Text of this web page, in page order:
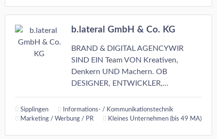
b.lateral GmbH & Co. KG
BRAND & DIGITAL AGENCYWIR
SIND EIN Team VON Kreativen,
Denkern UND Machern. OB
DESIGNER, ENTWICKLER,...
Sipplingen
Informations- / Kommunikationstechnik
Marketing / Werbung / PR
Kleines Unternehmen (bis 49 MA)